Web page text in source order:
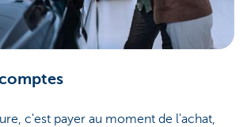
c'est payer au moment de l'achat,